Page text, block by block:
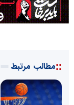
::مطالب مرتبط